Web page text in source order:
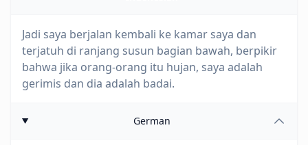
Jadi saya berjalan kembali ke kamar saya dan
terjatuh di ranjang susun bagian bawah, berpikir
bahwa jika orang-orang itu hujan, saya adalah
gerimis dan dia adalah badai.
German